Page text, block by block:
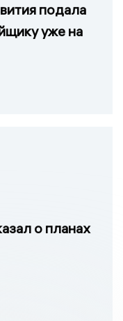
подала
уже на
о планах